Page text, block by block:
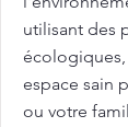
utilisant des
écologiques,
espace sain
ou votre